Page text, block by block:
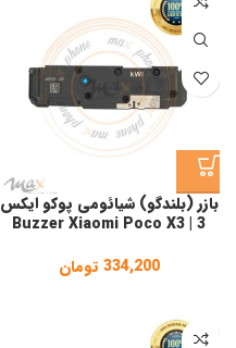
بازر (بلندگو) شیائومی پوکو ایکس
3 | Buzzer Xiaomi Poco X3
334,200 تومان